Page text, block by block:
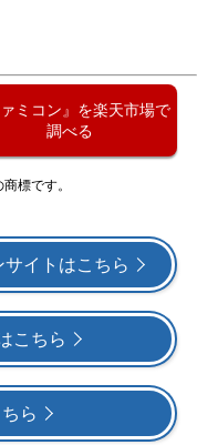
ァミコン』を楽天市場で
調べる
商標です。
イトはこちら
こちら
ら